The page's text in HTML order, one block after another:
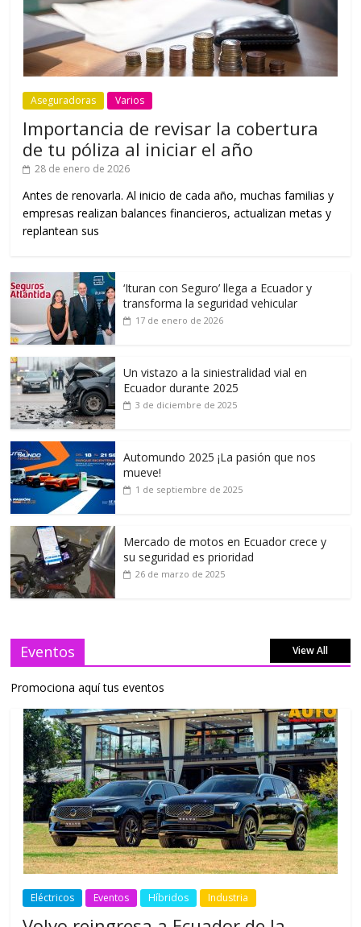
Aseguradoras Varios
Importancia de revisar la cobertura
de tu póliza al iniciar el año
28 de enero de 2026
Antes de renovarla. Al inicio de cada año, muchas familias y
empresas realizan balances financieros, actualizan metas y
replantean sus
‘Ituran con Seguro’ llega a Ecuador y
transforma la seguridad vehicular
17 de enero de 2026
Un vistazo a la siniestralidad vial en
Ecuador durante 2025
3 de diciembre de 2025
Automundo 2025 ¡La pasión que nos
mueve!
1 de septiembre de 2025
Mercado de motos en Ecuador crece y
su seguridad es prioridad
26 de marzo de 2025
Eventos View All
Promociona aquí tus eventos
Eléctricos Eventos Híbridos Industria